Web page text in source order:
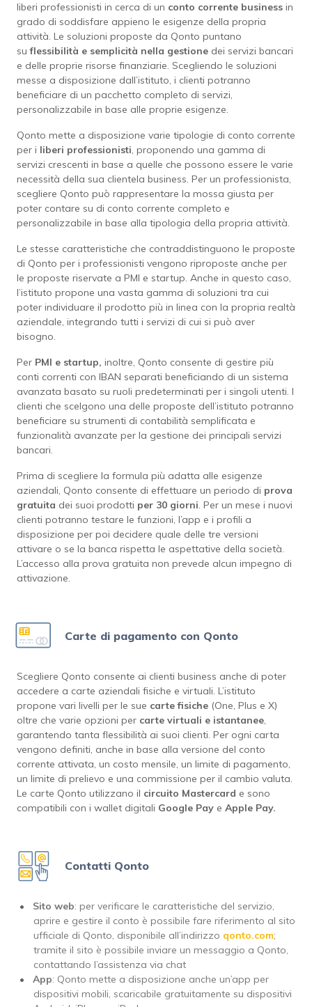
liberi professionisti in cerca di un conto corrente business in
grado di soddisfare appieno le esigenze della propria
attività. Le soluzioni proposte da Qonto puntano
suflessibilità e semplicità nella gestione dei servizi bancari
e delle proprie risorse finanziarie. Scegliendo le soluzioni
messe a disposizione dall’istituto, i clienti potranno
beneficiare di un pacchetto completo di servizi,
personalizzabile in base alle proprie esigenze.
Qonto mette a disposizione varie tipologie di conto corrente
per i liberi professionisti, proponendo una gamma di
servizi crescenti in base a quelle che possono essere le varie
necessità della sua clientela business. Per un professionista,
scegliere Qonto può rappresentare la mossa giusta per
poter contare su di conto corrente completo e
personalizzabile in base alla tipologia della propria attività.
Le stesse caratteristiche che contraddistinguono le proposte
di Qonto per i professionisti vengono riproposte anche per
le proposte riservate a PMI e startup. Anche in questo caso,
l’istituto propone una vasta gamma di soluzioni tra cui
poter individuare il prodotto più in linea con la propria realtà
aziendale, integrando tutti i servizi di cui si può aver
bisogno.
Per PMI e startup, inoltre, Qonto consente di gestire più
conti correnti con IBAN separati beneficiando di un sistema
avanzata basato su ruoli predeterminati per i singoli utenti. I
clienti che scelgono una delle proposte dell’istituto potranno
beneficiare su strumenti di contabilità semplificata e
funzionalità avanzate per la gestione dei principali servizi
bancari.
Prima di scegliere la formula più adatta alle esigenze
aziendali, Qonto consente di effettuare un periodo di prova
gratuita dei suoi prodotti per 30 giorni. Per un mese i nuovi
clienti potranno testare le funzioni, l’app e i profili a
disposizione per poi decidere quale delle tre versioni
attivare o se la banca rispetta le aspettative della società.
L’accesso alla prova gratuita non prevede alcun impegno di
attivazione.
Carte di pagamento con Qonto
Scegliere Qonto consente ai clienti business anche di poter
accedere a carte aziendali fisiche e virtuali. L’istituto
propone vari livelli per le sue carte fisiche (One, Plus e X)
oltre che varie opzioni per carte virtuali e istantanee,
garantendo tanta flessibilità ai suoi clienti. Per ogni carta
vengono definiti, anche in base alla versione del conto
corrente attivata, un costo mensile, un limite di pagamento,
un limite di prelievo e una commissione per il cambio valuta.
Le carte Qonto utilizzano il circuito Mastercard e sono
compatibili con i wallet digitali Google Pay e Apple Pay.
Contatti Qonto
Sito web: per verificare le caratteristiche del servizio,
aprire e gestire il conto è possibile fare riferimento al sito
ufficiale di Qonto, disponibile all’indirizzo qonto.com;
tramite il sito è possibile inviare un messaggio a Qonto,
contattando l’assistenza via chat
App: Qonto mette a disposizione anche un’app per
dispositivi mobili, scaricabile gratuitamente su dispositivi